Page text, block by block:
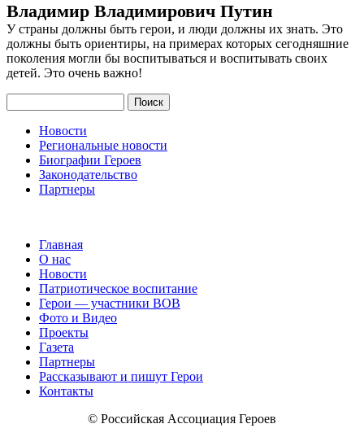
Владимир Владимирович Путин
У страны должны быть герои, и люди должны их знать. Это
должны быть ориентиры, на примерах которых сегодняшние
поколения могли бы воспитываться и воспитывать своих
детей. Это очень важно!
Поиск
Новости
Региональные новости
Биографии Героев
Законодательство
Партнеры
Главная
О нас
Новости
Патриотическое воспитание
Герои — участники ВОВ
Фото и Видео
Проекты
Газета
Партнеры
Рассказывают и пишут Герои
Контакты
© Российская Ассоциация Героев